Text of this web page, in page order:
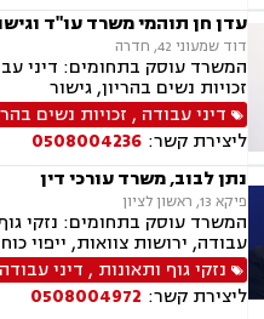
עדן חן תוהמי משרד עו"ד
דוד שמעוני 42, חדרה
המשרד עוסק בתחומים: דיני
זכויות נשים בהריון, גישור
דיני עבודה , זכויות נשים
ליצירת קשר: 0508004236
נתן לבוב, משרד עורכי דין
פיקא 13, ראשון לציון
המשרד עוסק בתחומים: נזקי גוף
עבודה, ירושות צוואות, ייפוי
נשים בהריון ,לשון הרע
נזקי גוף ותאונות , דיני עבודה
ליצירת קשר: 0508004972